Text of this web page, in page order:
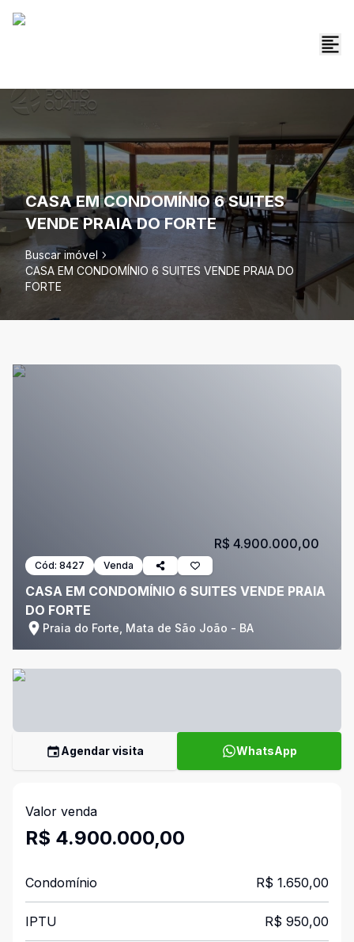
CASA EM CONDOMÍNIO 6 SUITES
VENDE PRAIA DO FORTE
Buscar imóvel
CASA EM CONDOMÍNIO 6 SUITES VENDE PRAIA DO
FORTE
Cód: 8427 Venda
CASA EM CONDOMÍNIO 6 SUITES VENDE PRAIA
DO FORTE
Praia do Forte, Mata de São João - BA
R$ 4.900.000,00
Agendar visita WhatsApp
Valor venda
R$ 4.900.000,00
Condomínio R$ 1.650,00
IPTU R$ 950,00